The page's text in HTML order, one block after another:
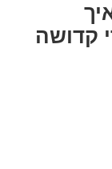
קדושה